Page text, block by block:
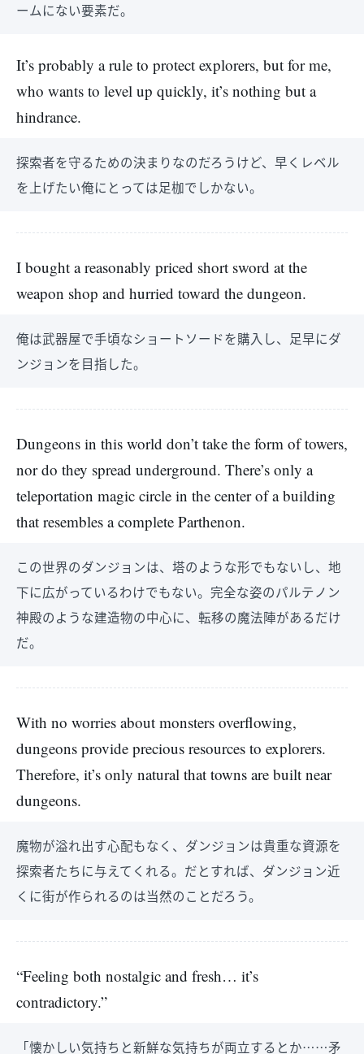
ームにない要素だ。
It’s probably a rule to protect explorers, but for me,
who wants to level up quickly, it’s nothing but a
hindrance.
探索者を守るための決まりなのだろうけど、早くレベル
を上げたい俺にとっては足枷でしかない。
I bought a reasonably priced short sword at the
weapon shop and hurried toward the dungeon.
俺は武器屋で手頃なショートソードを購入し、足早にダ
ンジョンを目指した。
Dungeons in this world don’t take the form of towers,
nor do they spread underground. There’s only a
teleportation magic circle in the center of a building
that resembles a complete Parthenon.
この世界のダンジョンは、塔のような形でもないし、地
下に広がっているわけでもない。完全な姿のパルテノン
神殿のような建造物の中心に、転移の魔法陣があるだけ
だ。
With no worries about monsters overflowing,
dungeons provide precious resources to explorers.
Therefore, it’s only natural that towns are built near
dungeons.
魔物が溢れ出す心配もなく、ダンジョンは貴重な資源を
探索者たちに与えてくれる。だとすれば、ダンジョン近
くに街が作られるのは当然のことだろう。
“Feeling both nostalgic and fresh… it’s
contradictory.”
「懐かしい気持ちと新鮮な気持ちが両立するとか……矛